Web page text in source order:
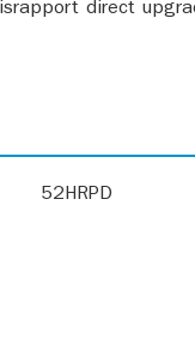
direct
52HRPD